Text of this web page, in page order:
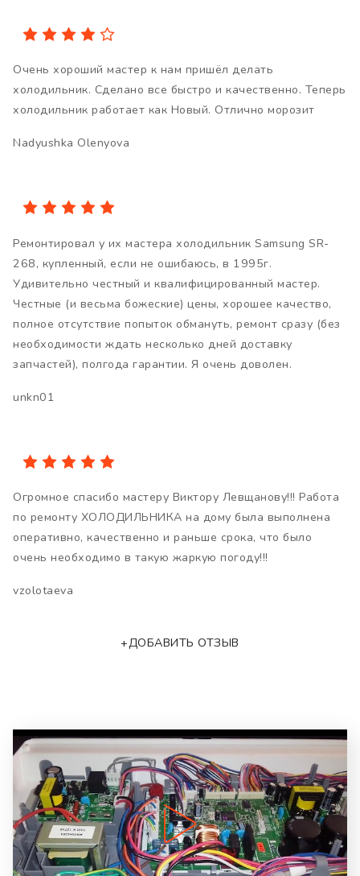
Очень хороший мастер к нам пришёл делать
холодильник. Сделано все быстро и качественно. Теперь
холодильник работает как Новый. Отлично морозит
Nadyushka Olenyova
Ремонтировал у их мастера холодильник Samsung SR-
268, купленный, если не ошибаюсь, в 1995г.
Удивительно честный и квалифицированный мастер.
Честные (и весьма божеские) цены, хорошее качество,
полное отсутствие попыток обмануть, ремонт сразу (без
необходимости ждать несколько дней доставку
запчастей), полгода гарантии. Я очень доволен.
unkn01
Огромное спасибо мастеру Виктору Левщанову!!! Работа
по ремонту ХОЛОДИЛЬНИКА на дому была выполнена
оперативно, качественно и раньше срока, что было
очень необходимо в такую жаркую погоду!!!
vzolotaeva
+ДОБАВИТЬ ОТЗЫВ